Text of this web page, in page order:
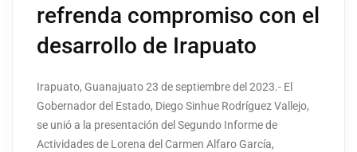
refrenda compromiso con el
desarrollo de Irapuato
Irapuato, Guanajuato 23 de septiembre del 2023.- El
Gobernador del Estado, Diego Sinhue Rodríguez Vallejo,
se unió a la presentación del Segundo Informe de
Actividades de Lorena del Carmen Alfaro García,